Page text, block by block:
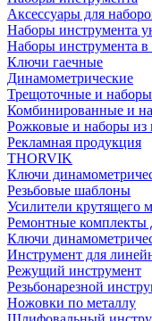
Аксессуары для
Наборы инструмента
Наборы инструмента в
Ключи гаечные
Динамометрические
Трещоточные и
Комбинированные и
Рожковые и наборы из
Рекламная продукция
THORVIK
Ключи
Резьбовые шаблоны
Усилители крутящего
Ремонтные комплекты
Ключи
Инструмент для
Режущий инструмент
Резьбонарезной
Ножовки по металлу